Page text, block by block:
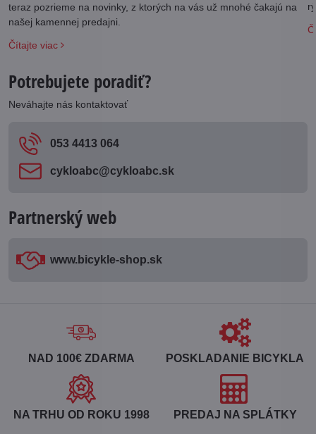
teraz pozrieme na novinky, z ktorých na vás už mnohé čakajú na
našej kamennej predajni.
Čítajte viac
Potrebujete poradiť?
Neváhajte nás kontaktovať
053 4413 064
cykloabc​@cykloabc​.sk
Partnerský web
www​.bicykle-shop​.sk
NAD 100€ ZDARMA POSKLADANIE BICYKLA
NA TRHU OD ROKU 1998 PREDAJ NA SPLÁTKY